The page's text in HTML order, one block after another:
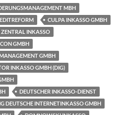
MBH
CULPA INKASSO GMBH
INKASSO
GMBH
GMBH
INKASSO GMBH (DIG)
DEUTSCHER INKASSO-DIENST
DEUTSCHE INTERNETINKASSO GMBH